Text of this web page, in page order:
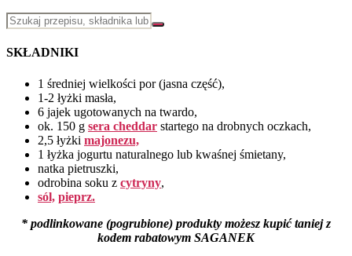
SKŁADNIKI
1 średniej wielkości por (jasna część),
1-2 łyżki masła,
6 jajek ugotowanych na twardo,
ok. 150 g sera cheddar startego na drobnych oczkach,
2,5 łyżki majonezu,
1 łyżka jogurtu naturalnego lub kwaśnej śmietany,
natka pietruszki,
odrobina soku z cytryny,
sól, pieprz.
* podlinkowane (pogrubione) produkty możesz kupić taniej z
kodem rabatowym SAGANEK